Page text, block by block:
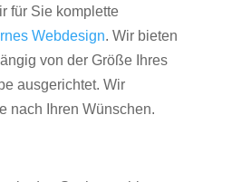
für Sie komplette
Webdesign. Wir bieten
von der Größe Ihres
ausgerichtet. Wir
nach Ihren Wünschen.